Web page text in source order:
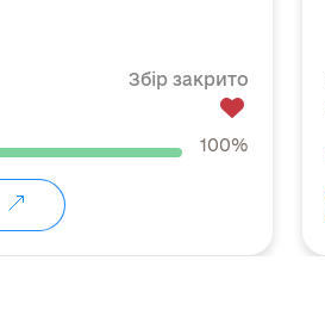
Збір закрито
100%